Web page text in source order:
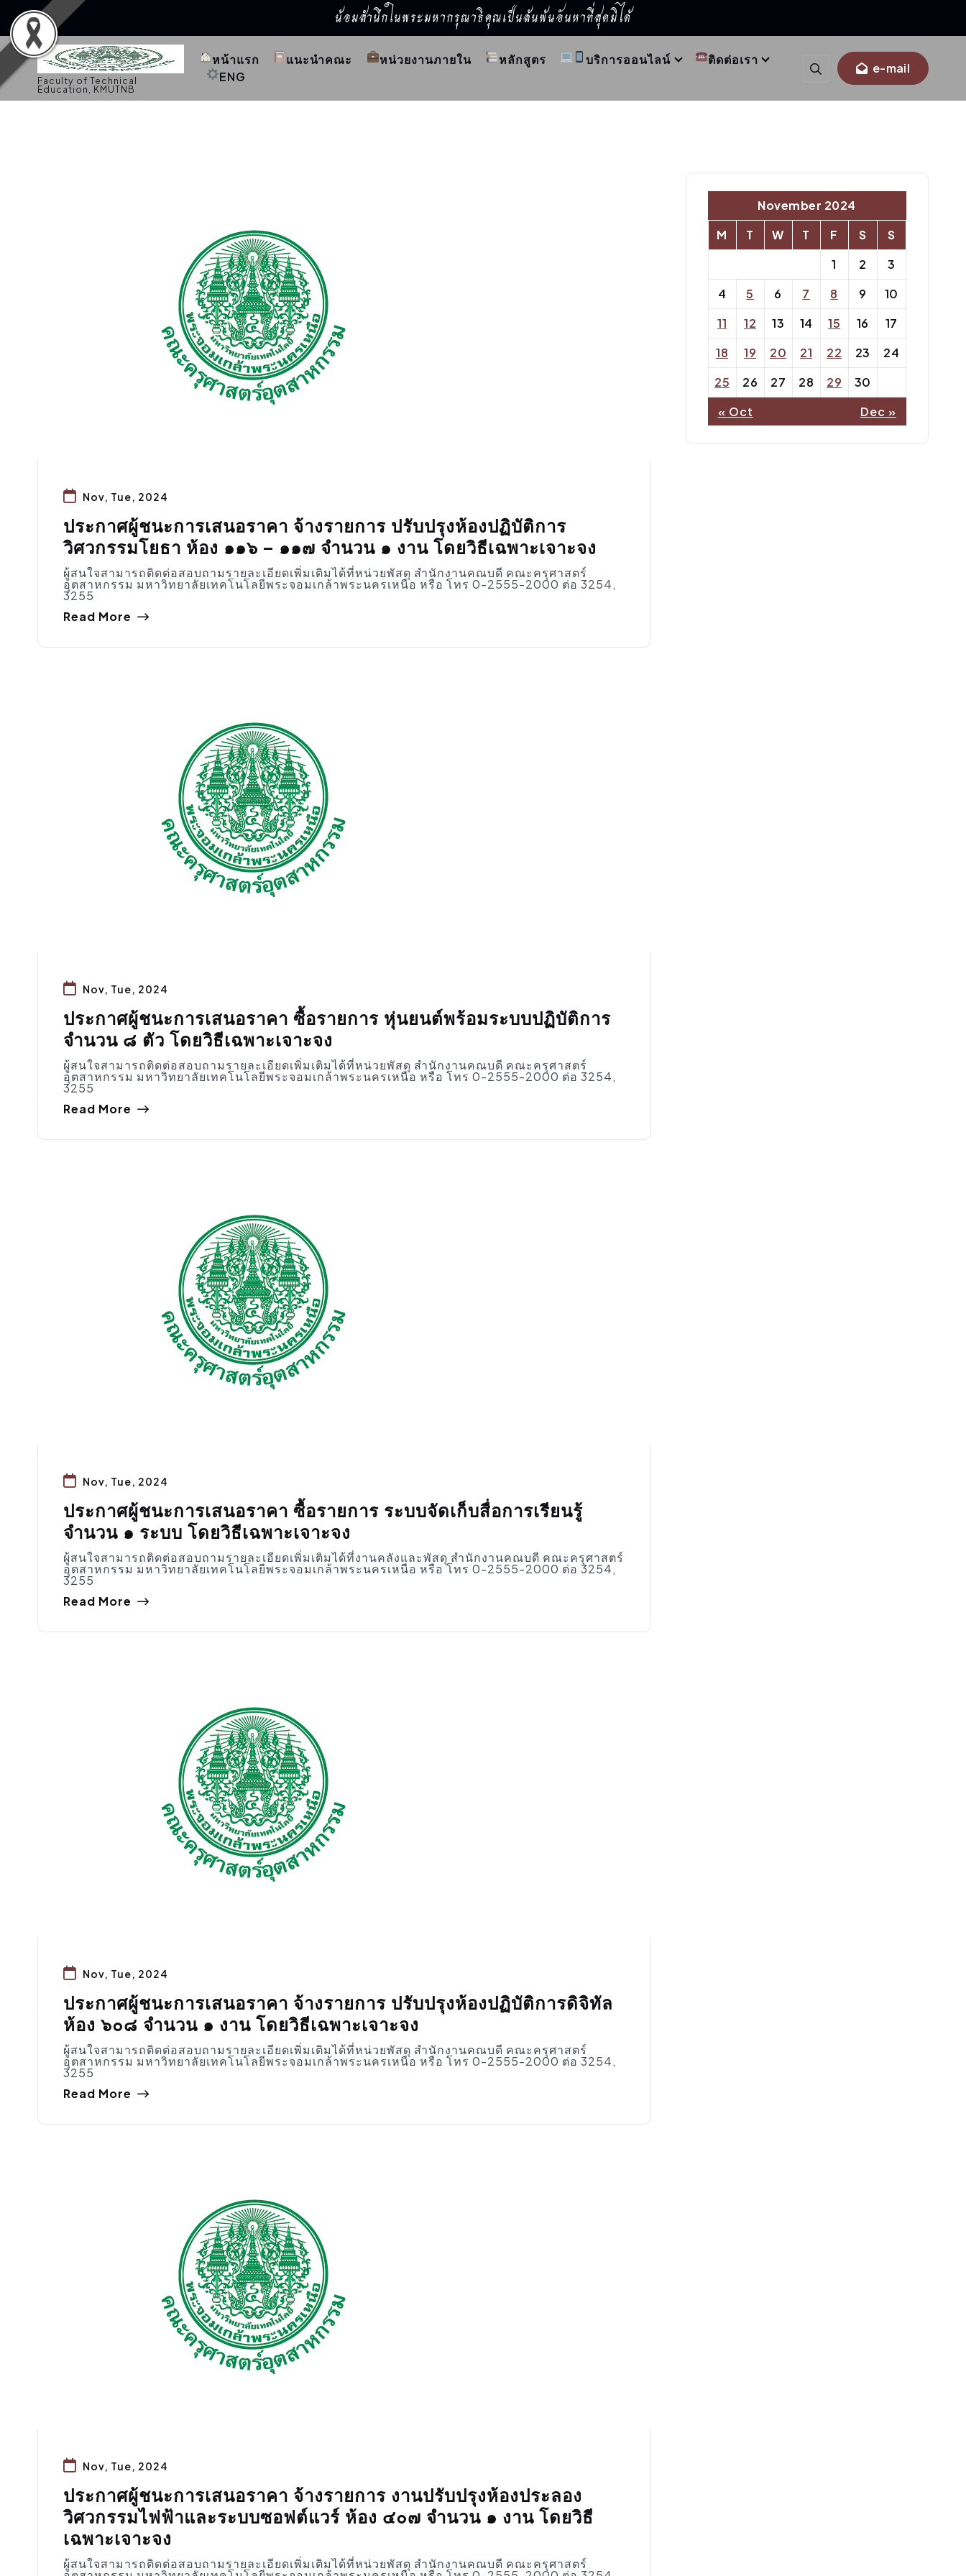
น้อมสำนึกในพระมหากรุณาธิคุณเป็นล้นพ้นอันหาที่สุดมิได้
S
k
t
o
Faculty of Technical
Education, KMUTNB
หน้าแรก แนะนำคณะ หน่วยงานภายใน หลักสูตร บริการออนไลน์
ติดต่อเรา
ENG
e-mail
Nov, Tue, 2024
ประกาศผู้ชนะการเสนอราคา จ้างรายการ ปรับปรุงห้องปฏิบัติการ
วิศวกรรมโยธา ห้อง ๑๑๖ – ๑๑๗ จำนวน ๑ งาน โดยวิธีเฉพาะเจาะจง
ผู้สนใจสามารถติดต่อสอบถามรายละเอียดเพิ่มเติมได้ที่หน่วยพัสดุ สำนักงานคณบดี คณะครุศาสตร์
อุตสาหกรรม มหาวิทยาลัยเทคโนโลยีพระจอมเกล้าพระนครเหนือ หรือ โทร 0-2555-2000 ต่อ 3254,
3255
Read More
Nov, Tue, 2024
ประกาศผู้ชนะการเสนอราคา ซื้อรายการ หุ่นยนต์พร้อมระบบปฏิบัติการ
จำนวน ๘ ตัว โดยวิธีเฉพาะเจาะจง
ผู้สนใจสามารถติดต่อสอบถามรายละเอียดเพิ่มเติมได้ที่หน่วยพัสดุ สำนักงานคณบดี คณะครุศาสตร์
อุตสาหกรรม มหาวิทยาลัยเทคโนโลยีพระจอมเกล้าพระนครเหนือ หรือ โทร 0-2555-2000 ต่อ 3254,
3255
Read More
Nov, Tue, 2024
ประกาศผู้ชนะการเสนอราคา ซื้อรายการ ระบบจัดเก็บสื่อการเรียนรู้
จำนวน ๑ ระบบ โดยวิธีเฉพาะเจาะจง
ผู้สนใจสามารถติดต่อสอบถามรายละเอียดเพิ่มเติมได้ที่งานคลังและพัสดุ สำนักงานคณบดี คณะครุศาสตร์
อุตสาหกรรม มหาวิทยาลัยเทคโนโลยีพระจอมเกล้าพระนครเหนือ หรือ โทร 0-2555-2000 ต่อ 3254,
3255
Read More
Nov, Tue, 2024
ประกาศผู้ชนะการเสนอราคา จ้างรายการ ปรับปรุงห้องปฏิบัติการดิจิทัล
ห้อง ๖๐๘ จำนวน ๑ งาน โดยวิธีเฉพาะเจาะจง
ผู้สนใจสามารถติดต่อสอบถามรายละเอียดเพิ่มเติมได้ที่หน่วยพัสดุ สำนักงานคณบดี คณะครุศาสตร์
อุตสาหกรรม มหาวิทยาลัยเทคโนโลยีพระจอมเกล้าพระนครเหนือ หรือ โทร 0-2555-2000 ต่อ 3254,
3255
Read More
Nov, Tue, 2024
ประกาศผู้ชนะการเสนอราคา จ้างรายการ งานปรับปรุงห้องประลอง
วิศวกรรมไฟฟ้าและระบบซอฟต์แวร์ ห้อง ๔๐๗ จำนวน ๑ งาน โดยวิธี
เฉพาะเจาะจง
ผู้สนใจสามารถติดต่อสอบถามรายละเอียดเพิ่มเติมได้ที่หน่วยพัสดุ สำนักงานคณบดี คณะครุศาสตร์
November 2024
M
T W T F S
S
1
2
3
4
5 6 7 8 9
10
11
12 13 14 15 16
17
18
19 20 21 22 23
24
25
26 27 28 29
30
« Oct
Dec »